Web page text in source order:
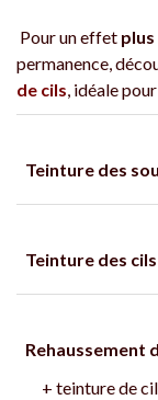
Pour un effet
permanence,
de cils, idéale
Teinture des
Teinture des cils
Rehaussement
+ teinture de